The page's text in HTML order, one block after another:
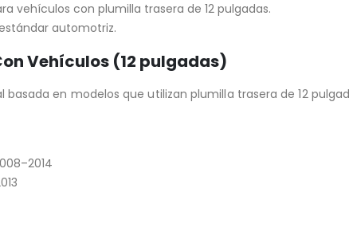
vehículos con plumilla trasera de 12 pulgadas.
automotriz.
Vehículos (12 pulgadas)
en modelos que utilizan plumilla trasera de 12